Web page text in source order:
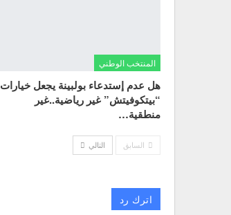
المنتخب الوطني
هل عدم إستدعاء بولبينة يجعل خيارات
“بيتكوفيتش” غير رياضية..غير
منطقية…
السابق التالي
اترك رد